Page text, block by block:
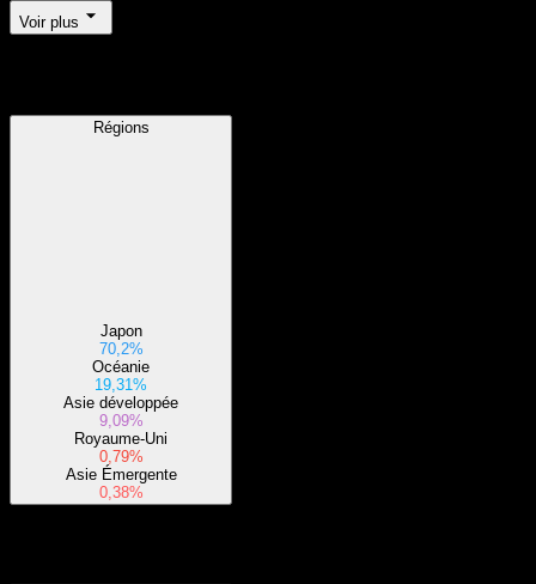
Voir plus
Régions
Japon
70,2%
Océanie
19,31%
Asie développée
9,09%
Royaume-Uni
0,79%
Asie Émergente
0,38%